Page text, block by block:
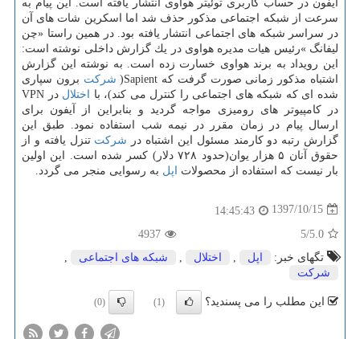
آیفون در حساب كاربری توئیتر هواوی انتشار یافته است. این پیام به
سرعت از شبكه اجتماعی مذكور حذف شد اما اسكرین شات های آن
در سراسر شبكه های اجتماعی انتشار یافته بود. در همین راستا «چن
لیفانگ »رئیس هیات مدیره هواوی در یك گزارش داخلی نوشته است:
این رویداد به برند هواوی خسارت زده است. به نوشته این گزارش
اشتباه مذكور زمانی صورت گرفت كه Sapient(
شركت برون سپاری
شده ای كه شبكه های اجتماعی را كنترل می كند)، با
اختلال
در VPN
در كامپیوتر های رومیزی مواجه گردید و بنابراین از آیفون برای
ارسال پیام در زمان مقرر در نیمه شب استفاده نمود. طبق این
گزارش رتبه دو كارمند مسئول این اشتباه در شركت تنزل یافته و از
حقوق آنان ۵ هزار یوان(حدود ۷۲۸ دلار) كسر شده است. این اولین
بار نیست كه استفاده از محصولات
اپل به رسوایی منجر می گردد.
1397/10/15
14:45:43
5.0
/5
4937
تگهای خبر:
اپل اختلال شبكه های اجتماعی
شركت
این مطلب را می پسندید؟ (1)
(0)